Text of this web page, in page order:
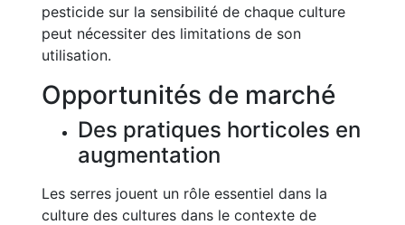
pesticide sur la sensibilité de chaque culture
peut nécessiter des limitations de son
utilisation.
Opportunités de marché
Des pratiques horticoles en
augmentation
Les serres jouent un rôle essentiel dans la
culture des cultures dans le contexte de